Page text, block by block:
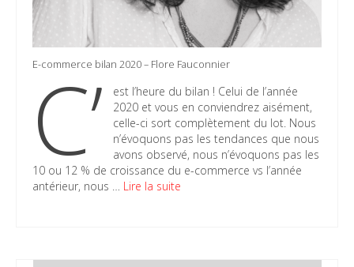
E-commerce bilan 2020 – Flore Fauconnier
C’
est l’heure du bilan ! Celui de l’année
2020 et vous en conviendrez aisément,
celle-ci sort complètement du lot. Nous
n’évoquons pas les tendances que nous
avons observé, nous n’évoquons pas les
10 ou 12 % de croissance du e-commerce vs l’année
antérieur, nous … Lire la suite